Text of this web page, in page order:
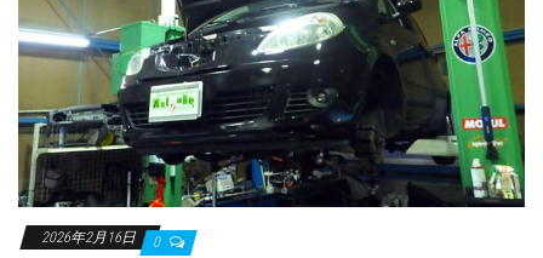
2026年2月16日 0